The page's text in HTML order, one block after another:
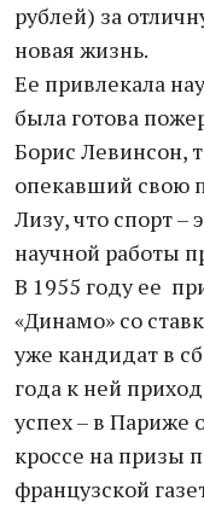
рублей) за
новая жизнь.
Ее привлекала
была готова
Борис Левинсон,
опекавший свою
Лизу, что спорт –
научной работы
В 1955 году ее
«Динамо» со
уже кандидат в
года к ней
успех – в Париже
кроссе на призы
французской